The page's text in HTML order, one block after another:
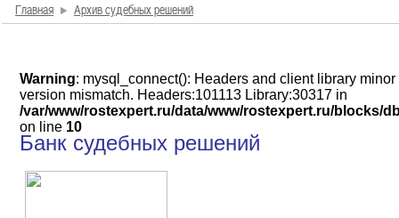
Главная Архив судебных решений
Warning: mysql_connect(): Headers and client library minor
version mismatch. Headers:101113 Library:30317 in
/var/www/rostexpert.ru/data/www/rostexpert.ru/blocks/
on line 10
Банк судебных решений